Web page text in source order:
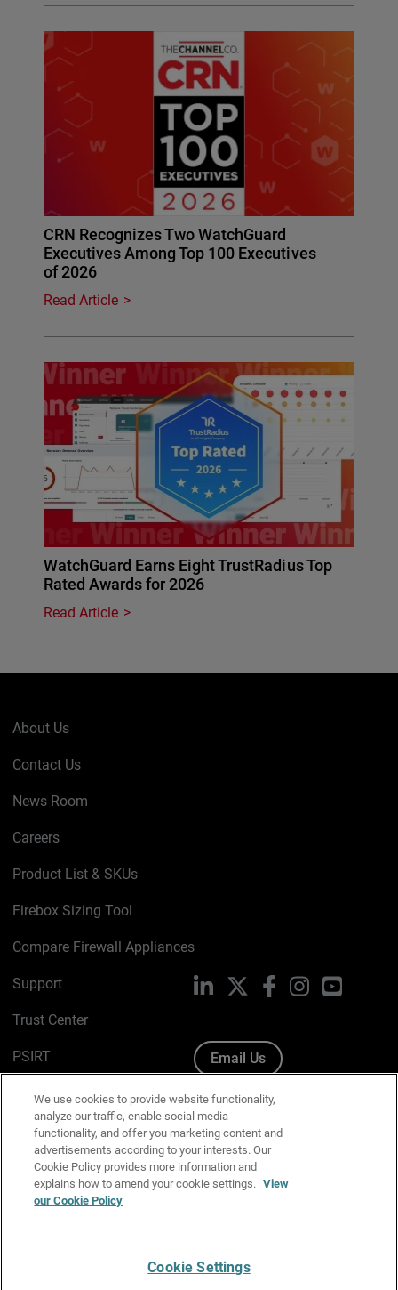
CRN Recognizes Two WatchGuard
Executives Among Top 100 Executives
of 2026
Read Article
WatchGuard Earns Eight TrustRadius Top
Rated Awards for 2026
Read Article
About Us
Contact Us
News Room
Careers
Product List & SKUs
Firebox Sizing Tool
Compare Firewall Appliances
Support
Trust Center
PSIRT
Cookie Policy
Privacy Policy
Media & Brand Kit
Manage Email Preferences
LinkedIn FacebookInstagramYouTube
Email Us
We use cookies to provide website functionality,
analyze our traffic, enable social media
functionality, and offer you marketing content and
advertisements according to your interests. Our
Cookie Policy provides more information and
explains how to amend your cookie settings. View
our Cookie Policy
Cookie Settings